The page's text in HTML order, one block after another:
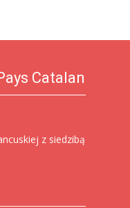
Catalan
z siedzibą